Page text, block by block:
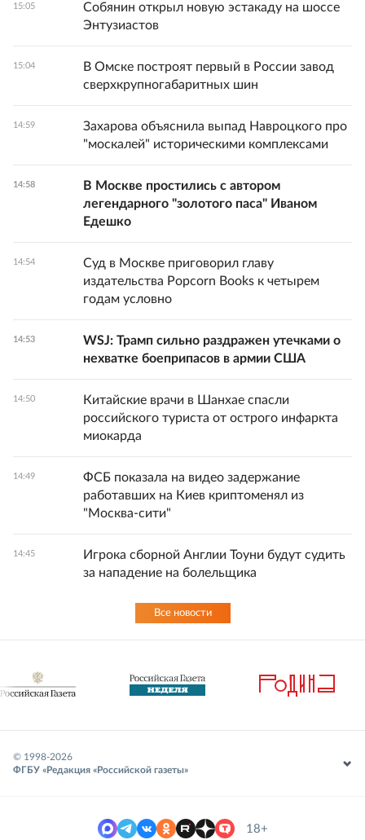
15:05
Собянин открыл новую эстакаду на шоссе
Энтузиастов
15:04
В Омске построят первый в России завод
сверхкрупногабаритных шин
14:59
Захарова объяснила выпад Навроцкого про
"москалей" историческими комплексами
14:58
В Москве простились с автором
легендарного "золотого паса" Иваном
Едешко
14:54
Суд в Москве приговорил главу
издательства Popcorn Books к четырем
годам условно
14:53
WSJ: Трамп сильно раздражен утечками о
нехватке боеприпасов в армии США
14:50
Китайские врачи в Шанхае спасли
российского туриста от острого инфаркта
миокарда
14:49
ФСБ показала на видео задержание
работавших на Киев криптоменял из
"Москва-сити"
14:45
Игрока сборной Англии Тоуни будут судить
за нападение на болельщика
Все новости
© 1998-2026
ФГБУ «Редакция «Российской газеты»
18+